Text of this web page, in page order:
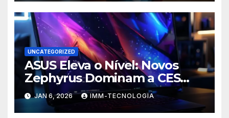
UNCATEGORIZED
ASUS Eleva o Nível: Novos
Zephyrus Dominam a CES
2026 com Inovação, Poder e
IA de Ponta
JAN 6, 2026 IMM-TECNOLOGIA